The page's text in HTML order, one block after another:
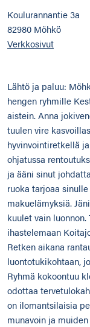
Koulurannantie 3a
82980 Möhkö
Verkkosivut
Lähtö ja paluu:
hengen ryhmille
aistein. Anna
tuulen vire
hyvinvointiretkellä
ohjatussa
ja ääni sinut
ruoka tarjoaa
makuelämyksiä.
kuulet vain
ihastelemaan
Retken aikana
luontotukikohtaan,
Ryhmä kokoontuu
odottaa
on ilomantsilaisia
munavoin ja